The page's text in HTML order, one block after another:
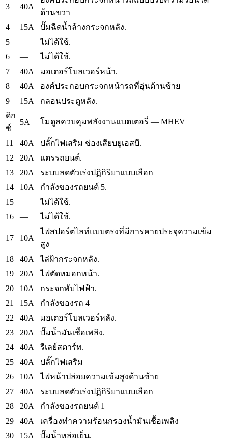
3 40A
ด้านขวา
4
15A
ปั๊มฉีดน้ำล้างกระจกหลัง.
5
—
ไม่ได้ใช้.
6
—
ไม่ได้ใช้.
7
40A
มอเตอร์โบลเวอร์หน้า.
8
40A
องค์ประกอบกระจกหน้ารถที่อุ่นด้านซ้าย
9
15A
กลอนประตูหลัง.
ดิก
ซ์
5A โมดูลควบคุมพลังงานแบตเตอรี่ — MHEV
11 40A ปลั๊กไฟเสริม ช่องเสียบยูเอสบี.
12
20A
แตรรถยนต์.
13
20A
ระบบลดตัวเร่งปฏิกิริยาแบบเลือก
14
10A
กำลังของรถยนต์ 5.
15
—
ไม่ได้ใช้.
16
— ไม่ได้ใช้.
17 10A
ไฟสปอร์ตไลท์แบบตรงที่มีการคายประจุความเข้ม
สูง
18
40A
ไล่ฝ้ากระจกหลัง.
19
20A
ไฟตัดหมอกหน้า.
20
10A
กระจกพับไฟฟ้า.
21
15A
กำลังของรถ 4
22
40A
มอเตอร์โบลเวอร์หลัง.
23
20A
ปั๊มน้ำมันเชื้อเพลิง.
24
40A
รีเลย์สตาร์ท.
25
40A
ปลั๊กไฟเสริม
26
10A
ไฟหน้าปล่อยความเข้มสูงด้านซ้าย
27
40A
ระบบลดตัวเร่งปฏิกิริยาแบบเลือก
28
20A
กำลังของรถยนต์ 1
29
40A
เครื่องทำความร้อนกรองน้ำมันเชื้อเพลิง
30
15A
ปั๊มน้ำหล่อเย็น.